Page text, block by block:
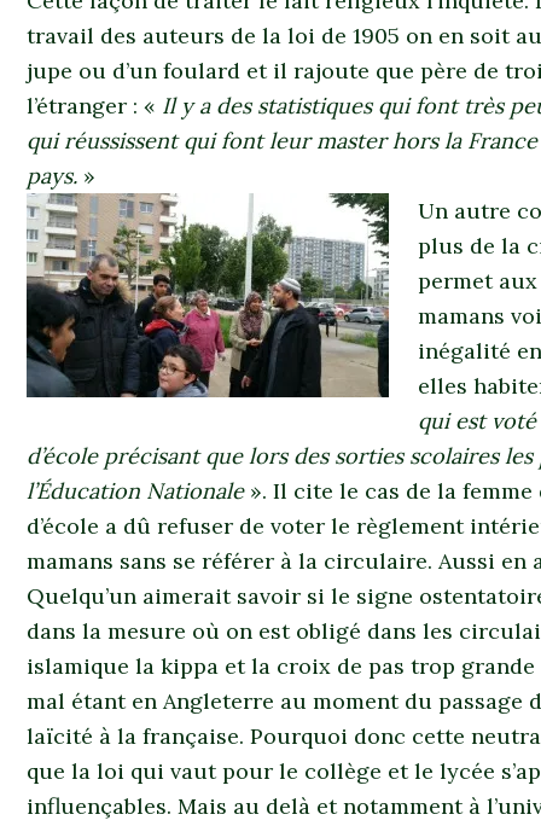
travail des auteurs de la loi de 1905 on en soit
jupe ou d’un foulard et il rajoute que père de
l’étranger : « Il y a des statistiques qui font très
qui réussissent qui font leur master hors la
pays. »
Un autre
plus de la
permet aux
mamans
inégalité
elles
qui est
d’école précisant que lors des sorties scolaires
l’Éducation Nationale ». Il cite le cas de la
d’école a dû refuser de voter le règlement
mamans sans se référer à la circulaire. Aussi
Quelqu’un aimerait savoir si le signe
dans la mesure où on est obligé dans les
islamique la kippa et la croix de pas trop
mal étant en Angleterre au moment du passage
laïcité à la française. Pourquoi donc cette
que la loi qui vaut pour le collège et le lycée
influençables. Mais au delà et notamment à